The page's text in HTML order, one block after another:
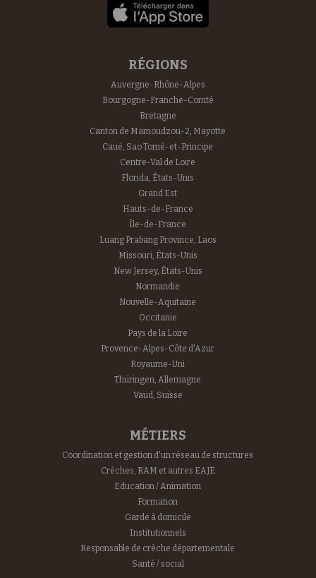
RÉGIONS
Auvergne-Rhône-Alpes
Bourgogne-Franche-Comté
Bretagne
Canton de Mamoudzou-2, Mayotte
Caué, Sao Tomé-et-Principe
Centre-Val de Loire
Florida, États-Unis
Grand Est
Hauts-de-France
Île-de-France
Luang Prabang Province, Laos
Missouri, États-Unis
New Jersey, États-Unis
Normandie
Nouvelle-Aquitaine
Occitanie
Pays de la Loire
Provence-Alpes-Côte d'Azur
Royaume-Uni
Thüringen, Allemagne
Vaud, Suisse
MÉTIERS
Coordination et gestion d'un réseau de structures
Crèches, RAM et autres EAJE
Education / Animation
Formation
Garde à domicile
Institutionnels
Responsable de crèche départementale
Santé / social